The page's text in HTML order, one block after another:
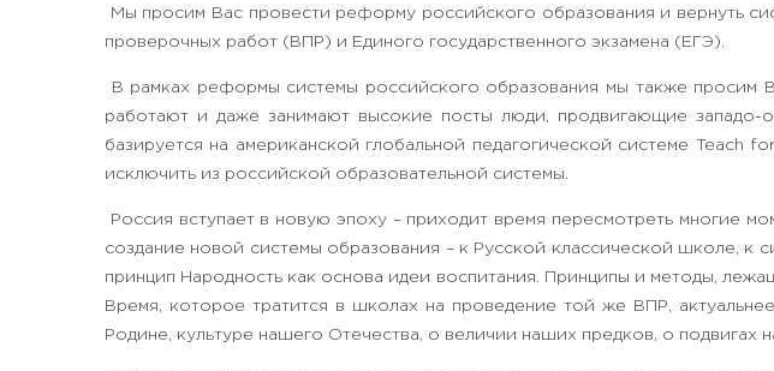
Мы просим Вас провести реформу российского образования и вернуть
проверочных работ (ВПР) и Единого государственного экзамена (ЕГЭ).
В рамках реформы системы российского образования мы также просим
работают и даже занимают высокие посты люди, продвигающие западо-
базируется на американской глобальной педагогической системе
исключить из российской образовательной системы.
Россия вступает в новую эпоху – приходит время пересмотреть многие
создание новой системы образования – к Русской классической школе,
принцип Народность как основа идеи воспитания. Принципы и методы,
Время, которое тратится в школах на проведение той же ВПР,
Родине, культуре нашего Отечества, о величии наших предков, о